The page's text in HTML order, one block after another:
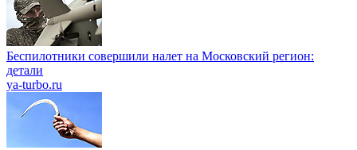
Беспилотники совершили налет на Московский регион:
детали
ya-turbo.ru